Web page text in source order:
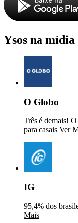
Ysos na mídia
O Globo
Três é demais!
para casais Ver
IG
95,4% dos
Mais